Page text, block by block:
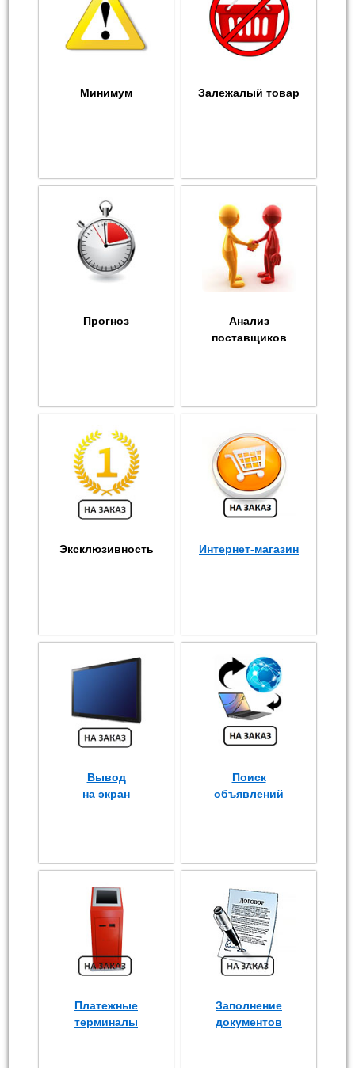
Минимум Залежалый товар
Прогноз
Анализ
поставщиков
Эксклюзивность Интернет-магазин
Вывод
на экран
Поиск
объявлений
Платежные
терминалы
Заполнение
документов